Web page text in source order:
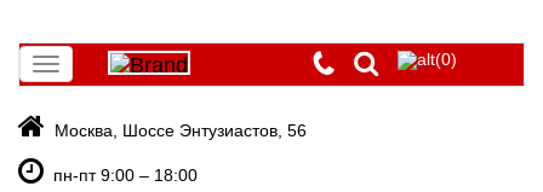
Toggle
navigation
(0)
Москва, Шоссе Энтузиастов, 56
пн-пт 9:00 – 18:00